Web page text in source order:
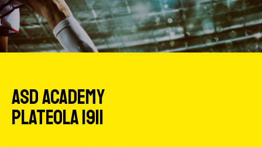
ASD Academy
Plateola 1911